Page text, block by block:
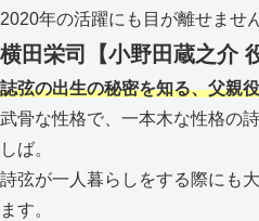
2020年の活躍にも目が離せませ
横田栄司【小野田蔵之介
誌弦の出生の秘密を知る、父親
武骨な性格で、一本木な性格の
しば。
詩弦が一人暮らしをする際にも
ます。